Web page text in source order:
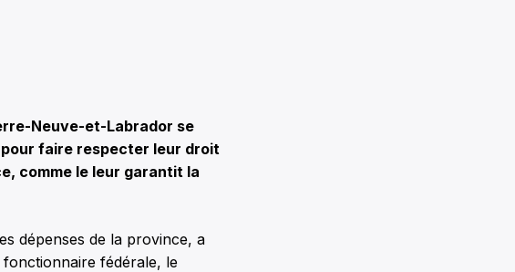
Neuve-et-Labrador se
faire respecter leur droit
comme le leur garantit la
dépenses de la province, a
fédérale, le